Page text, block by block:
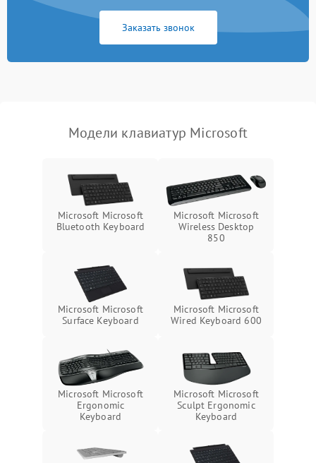
Заказать звонок
Модели клавиатур Microsoft
Microsoft Microsoft
Bluetooth Keyboard
Microsoft Microsoft
Wireless Desktop
850
Microsoft Microsoft
Surface Keyboard
Microsoft Microsoft
Wired Keyboard 600
Microsoft Microsoft
Ergonomic
Keyboard
Microsoft Microsoft
Sculpt Ergonomic
Keyboard